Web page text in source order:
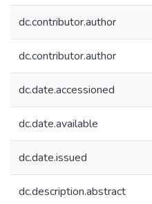
dc.contributor.author
dc.contributor.author
dc.date.accessioned
dc.date.available
dc.date.issued
dc.description.abstract